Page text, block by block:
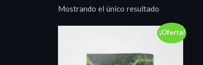
Mostrando el único resultado
¡Oferta!